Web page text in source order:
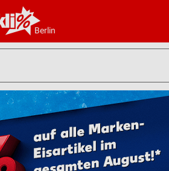
Berlin